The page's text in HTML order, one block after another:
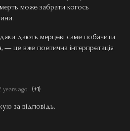
може забрати когось
дають мерцеві саме побачити
— це вже поетична інтерпретація
years ago (+1)
за відповідь.